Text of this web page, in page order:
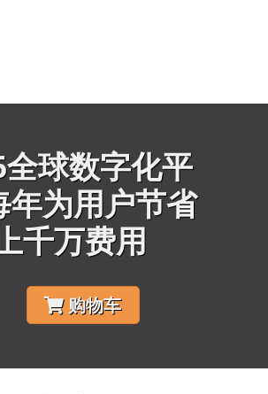
球数字化平
年为用户节省
千万费用
购物车